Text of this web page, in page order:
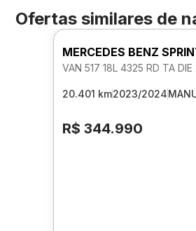
Ofertas similares de
MERCEDES BENZ
VAN 517 18L 4325 RD TA
20.401 km2023/2024
R$ 344.990